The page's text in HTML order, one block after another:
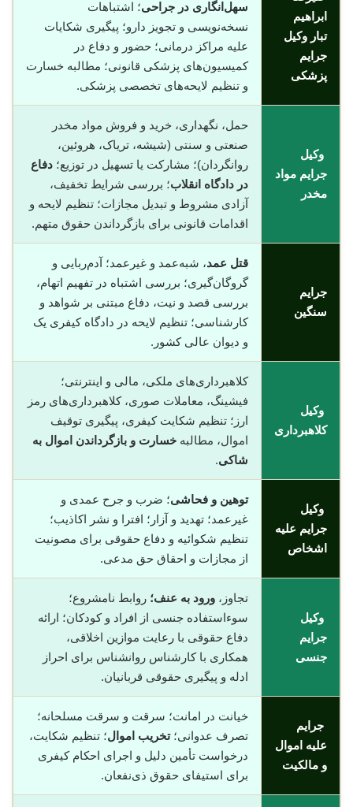
ابراهیم
تبار وکیل
جرایم
پزشکی
سهل‌انگاری در جراحی؛ اشتباهات
نسخه‌نویسی و تجویز دارو؛ پیگیری شکایات
علیه مراکز درمانی؛ حضور و دفاع در
کمیسیون‌های پزشکی قانونی؛ مطالبه خسارت
و تنظیم لایحه‌های تخصصی پزشکی.
وکیل
جرایم مواد
مخدر
حمل، نگهداری، خرید و فروش مواد مخدر
صنعتی و سنتی (شیشه، تریاک، هروئین،
روانگردان)؛ مشارکت یا تسهیل در توزیع؛ دفاع
در دادگاه انقلاب؛ بررسی شرایط تخفیف،
آزادی مشروط و تبدیل مجازات؛ تنظیم لایحه و
اقدامات قانونی برای بازگرداندن حقوق متهم.
جرایم
سنگین
قتل عمد، شبه‌عمد و غیرعمد؛ آدم‌ربایی و
گروگان‌گیری؛ بررسی اشتباه در تفهیم اتهام،
بررسی قصد و نیت، دفاع مبتنی بر شواهد و
کارشناسی؛ تنظیم لایحه در دادگاه کیفری یک
و دیوان عالی کشور.
وکیل
کلاهبرداری
کلاهبرداری‌های ملکی، مالی و اینترنتی؛
فیشینگ، معاملات صوری، کلاهبرداری‌های رمز
ارز؛ تنظیم شکایت کیفری، پیگیری توقیف
اموال، مطالبه خسارت و بازگرداندن اموال به
شاکی.
وکیل
جرایم علیه
اشخاص
توهین و فحاشی؛ ضرب و جرح عمدی و
غیرعمد؛ تهدید و آزار؛ افترا و نشر اکاذیب؛
تنظیم شکوائیه و دفاع حقوقی برای مصونیت
از مجازات و احقاق حق مدعی.
وکیل
جرایم
جنسی
تجاوز، ورود به عنف؛ روابط نامشروع؛
سوءاستفاده جنسی از افراد و کودکان؛ ارائه
دفاع حقوقی با رعایت موازین اخلاقی،
همکاری با کارشناس روانشناس برای احراز
ادله و پیگیری حقوقی قربانیان.
جرایم
علیه اموال
و مالکیت
خیانت در امانت؛ سرقت و سرقت مسلحانه؛
تصرف عدوانی؛تخریب اموال؛ تنظیم شکایت،
درخواست تأمین دلیل و اجرای احکام کیفری
برای استیفای حقوق ذی‌نفعان.